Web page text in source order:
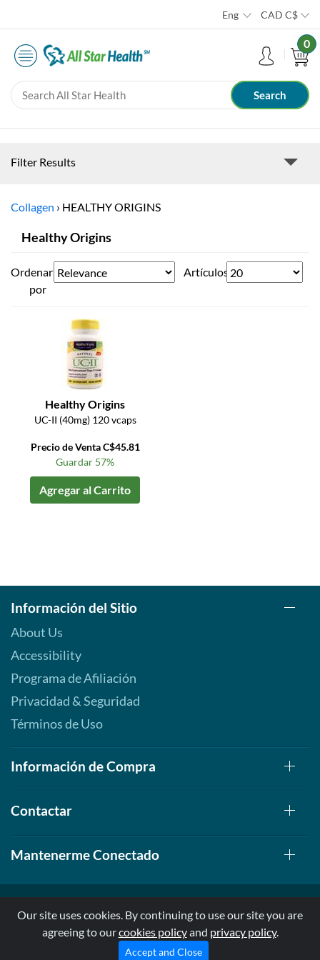
Eng CAD C$
0
Filter Results
Collagen › HEALTHY ORIGINS
Healthy Origins
Ordenar
por
Artículos
Healthy Origins
UC-II (40mg) 120 vcaps
Precio de Venta C$45.81
Guardar 57%
Agregar al Carrito
Información del Sitio
About Us
Accessibility
Programa de Afiliación
Privacidad & Seguridad
Términos de Uso
Información de Compra
Contactar
Mantenerme Conectado
© 1999-2026, AllStarHealth.com | All Rights Reserved
* Estas declaraciones no han sido evaluadas por la FDA
Our site uses cookies. By continuing to use our site you are
agreeing to ourcookies policyand privacy policy.
Accept and Close